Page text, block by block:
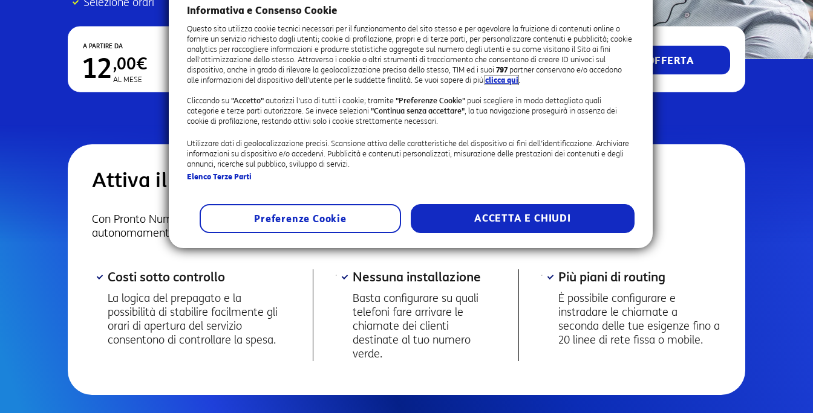
A PARTIRE DA
12,00€
AL MESE
SCOPRI L'OFFERTA
Attiva il numero verde 800 per il tuo business
Con Pronto Numero Verde avrai a disposizione un numero verde per i tuoi clienti, con la possibilità di configurare
autonomamente gli orari e la numerazione preferita.
Costi sotto controllo
La logica del prepagato e la
possibilità di stabilire facilmente gli
orari di apertura del servizio
consentono di controllare la spesa.
Nessuna installazione
Basta configurare su quali
telefoni fare arrivare le
chiamate dei clienti
destinate al tuo numero
verde.
Più piani di routing
È possibile configurare e
instradare le chiamate a
seconda delle tue esigenze fino a
20 linee di rete fissa o mobile.
Informativa e Consenso Cookie
Questo sito utilizza cookie tecnici necessari per il funzionamento del sito stesso e per agevolare la fruizione di contenuti online o
fornire un servizio richiesto dagli utenti; cookie di profilazione, propri e di terze parti, per personalizzare contenuti e pubblicità; cookie
analytics per raccogliere informazioni e produrre statistiche aggregate sul numero degli utenti e su come visitano il Sito ai fini
dell'ottimizzazione dello stesso. Attraverso i cookie o altri strumenti di tracciamento che consentono di creare ID univoci sul
dispositivo, anche in grado di rilevare la geolocalizzazione precisa dello stesso, TIM ed i suoi 797partner conservano e/o accedono
alle informazioni del dispositivo dell’utente per le suddette finalità. Se vuoi sapere di più clicca qui.
Cliccando su "Accetto" autorizzi l'uso di tutti i cookie; tramite "Preferenze Cookie" puoi scegliere in modo dettagliato quali
categorie e terze parti autorizzare. Se invece selezioni "Continua senza accettare", la tua navigazione proseguirà in assenza dei
cookie di profilazione, restando attivi solo i cookie strettamente necessari.
Utilizzare dati di geolocalizzazione precisi. Scansione attiva delle caratteristiche del dispositivo ai fini dell’identificazione. Archiviare
informazioni su dispositivo e/o accedervi. Pubblicità e contenuti personalizzati, misurazione delle prestazioni dei contenuti e degli
annunci, ricerche sul pubblico, sviluppo di servizi.
Elenco Terze Parti
Preferenze Cookie ACCETTA E CHIUDI